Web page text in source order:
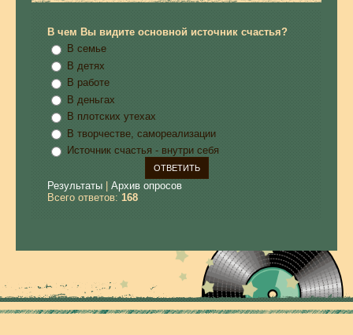
В чем Вы видите основной источник счастья?
В семье
В детях
В работе
В деньгах
В плотских утехах
В творчестве, самореализации
Источник счастья - внутри себя
Результаты
Архив опросов
Всего ответов: 168